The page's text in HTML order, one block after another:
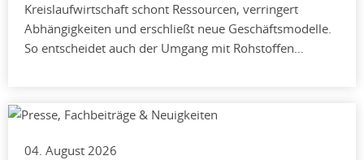
Kreislaufwirtschaft schont Ressourcen, verringert
Abhängigkeiten und erschließt neue Geschäftsmodelle.
So entscheidet auch der Umgang mit Rohstoffen…
04. August 2026